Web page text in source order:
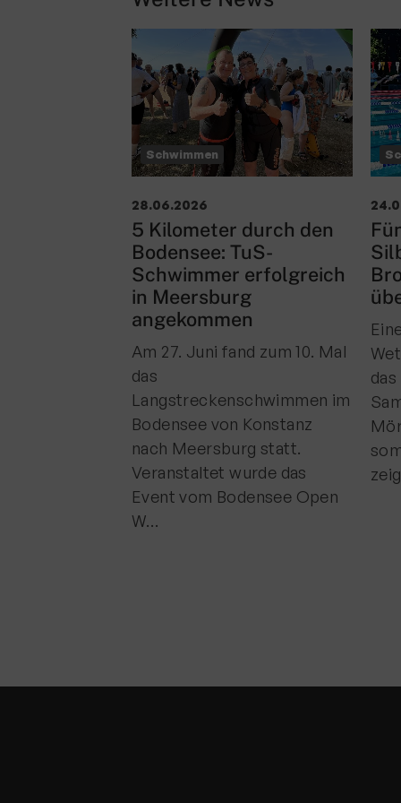
Schwimmen
28.06.2026
5 Kilometer durch den
Bodensee: TuS-
Schwimmer erfolgreich
in Meersburg
angekommen
Am 27. Juni fand zum 10. Mal
das
Langstreckenschwimmen im
Bodensee von Konstanz nach
Meersburg statt.
Veranstaltet wurde das
Event vom Bodensee Open
W…